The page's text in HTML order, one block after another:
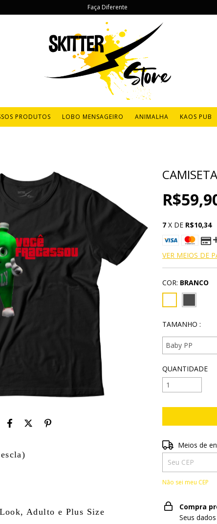
Faça Diferente
PRODUTOS LOBO MENSAGEIRO ANIMALHA KAOS PUB
Adulto e Plus Size
7 X DE R$10,34
VER MEIOS DE
COR: BRANCO
TAMANHO :
QUANTIDADE
Entregas para o
Meios de
Não sei meu CEP
Compra
Seus